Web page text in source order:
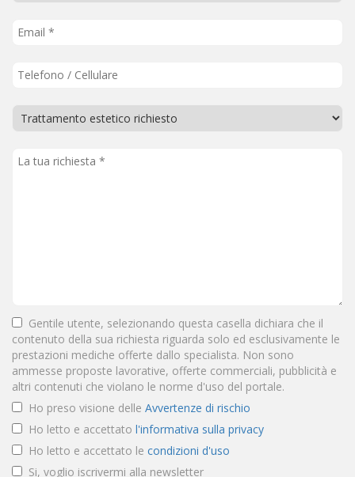
Gentile utente, selezionando questa casella dichiara che il
contenuto della sua richiesta riguarda solo ed esclusivamente le
prestazioni mediche offerte dallo specialista. Non sono
ammesse proposte lavorative, offerte commerciali, pubblicità e
altri contenuti che violano le norme d'uso del portale.
Ho preso visione delle Avvertenze di rischio
Ho letto e accettato l'informativa sulla privacy
Ho letto e accettato le condizioni d'uso
Si, voglio iscrivermi alla newsletter